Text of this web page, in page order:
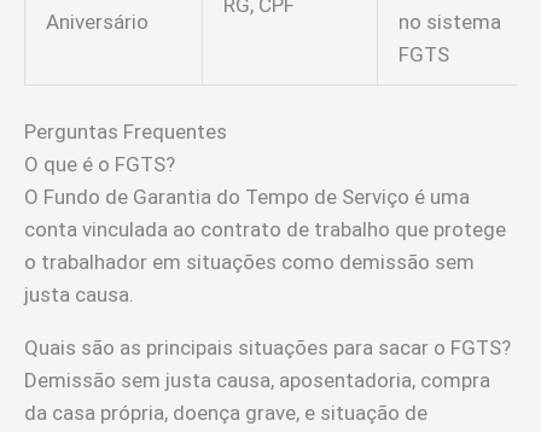
Aniversário
no sistema
FGTS
Perguntas Frequentes
O que é o FGTS?
O Fundo de Garantia do Tempo de Serviço é uma
conta vinculada ao contrato de trabalho que protege
o trabalhador em situações como demissão sem
justa causa.
Quais são as principais situações para sacar o FGTS?
Demissão sem justa causa, aposentadoria, compra
da casa própria, doença grave, e situação de